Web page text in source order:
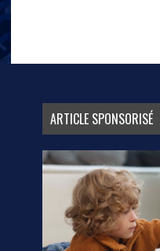
ARTICLE SPONSORISÉ